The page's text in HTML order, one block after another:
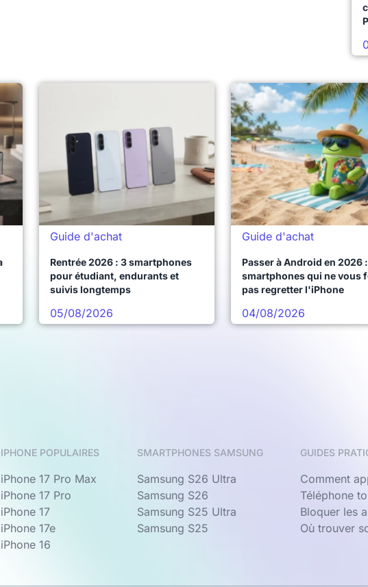
Guide d'achat
Rentrée 2026 : 3 smartphones
pour étudiant, endurants et
suivis longtemps
05/08/2026
Guide d'achat
Passer à Android en 2026
smartphones qui ne vous
pas regretter l'iPhone
04/08/2026
IPHONE POPULAIRES
iPhone 17 Pro Max
iPhone 17 Pro
iPhone 17
iPhone 17e
iPhone 16
SMARTPHONES SAMSUNG
Samsung S26 Ultra
Samsung S26
Samsung S25 Ultra
Samsung S25
GUIDES
Comment
Téléphone
Bloquer les
Où trouver